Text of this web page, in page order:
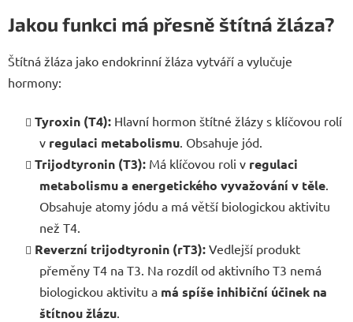
Jakou funkci má přesně štítná žláza?
Štítná žláza jako endokrinní žláza vytváří a vylučuje
hormony:
Tyroxin (T4): Hlavní hormon štítné žlázy s klíčovou rolí
v regulaci metabolismu . Obsahuje jód.
Trijodtyronin (T3): Má klíčovou roli v regulaci
metabolismu a energetického vyvažování v těle
Obsahuje atomy jódu a má větší biologickou aktivitu
než T4.
Reverzní trijodtyronin (rT3): Vedlejší produkt
přeměny T4 na T3. Na rozdíl od aktivního T3 nemá
biologickou aktivitu a má spíše inhibiční účinek na
štítnou žlázu